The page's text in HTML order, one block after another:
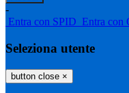
-
Entra con SPID Entra con
Seleziona utente
button close ×